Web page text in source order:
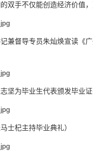
双手不仅能创造经济价值
兼督导专员朱灿焕宣读《
志坚为毕业生代表颁发毕业证
马士杞主持毕业典礼）